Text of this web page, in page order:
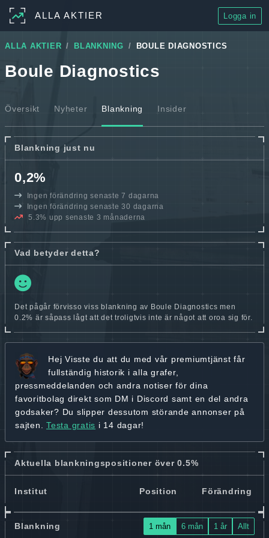
ALLA AKTIER Logga in
ALLA AKTIER BLANKNING BOULE DIAGNOSTICS
Boule Diagnostics
Översikt Nyheter Blankning Insider
Blankning just nu
0,2%
Ingen förändring senaste 7 dagarna
Ingen förändring senaste 30 dagarna
5.3% upp senaste 3 månaderna
Vad betyder detta?
Det pågår förvisso viss blankning av Boule Diagnostics men
0.2% är såpass lågt att det troligtvis inte är något att oroa sig för.
Hej Visste du att du med vår premiumtjänst får
fullständig historik i alla grafer,
pressmeddelanden och andra notiser för dina
favoritbolag direkt som DM i Discord samt en del andra
godsaker? Du slipper dessutom störande annonser på
sajten. Testa gratis i 14 dagar!
Aktuella blankningspositioner över 0.5%
Institut Position Förändring
Blankning 1 mån 6 mån 1 år Allt